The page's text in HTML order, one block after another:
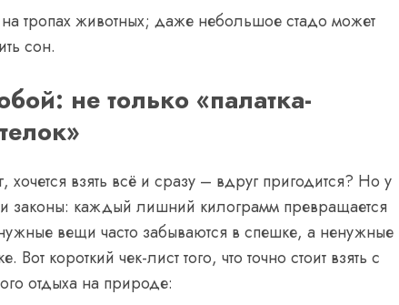
на тропах животных; даже небольшое стадо может
сон.
не только «палатка-
хочется взять всё и сразу – вдруг пригодится? Но у
законы: каждый лишний килограмм превращается
вещи часто забываются в спешке, а ненужные
Вот короткий чек-лист того, что точно стоит взять с
отдыха на природе: